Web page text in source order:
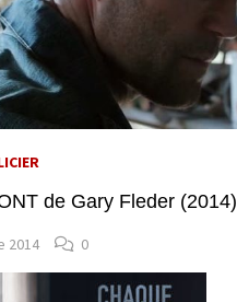
de Gary Fleder (2014)
2014 0